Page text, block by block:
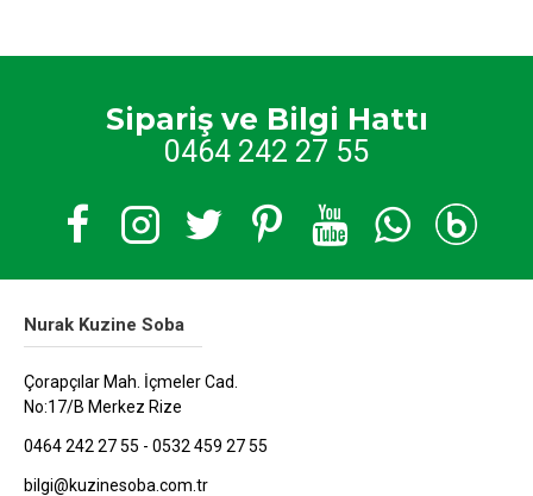
Sipariş ve Bilgi Hattı
0464 242 27 55
Nurak Kuzine Soba
Çorapçılar Mah. İçmeler Cad.
No:17/B Merkez Rize
0464 242 27 55 - 0532 459 27 55
bilgi@kuzinesoba.com.tr